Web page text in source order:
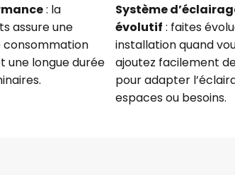
: la
assure une
consommation
une longue durée
Système
évolutif : faites
installation quand
ajoutez facilement
pour adapter
espaces ou besoins.